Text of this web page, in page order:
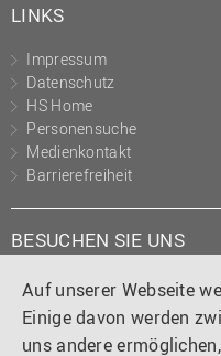
Auf unserer Webseite
Einige davon werden
uns andere
LINKS
Impressum
Datenschutz
HS Home
Personensuche
Medienkontakt
Barrierefreiheit
BESUCHEN SIE UNS
Instagram
Tiktok